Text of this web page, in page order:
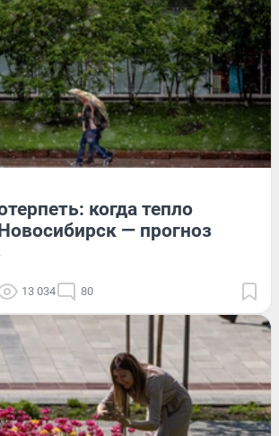
когда тепло
— прогноз
13 034 80